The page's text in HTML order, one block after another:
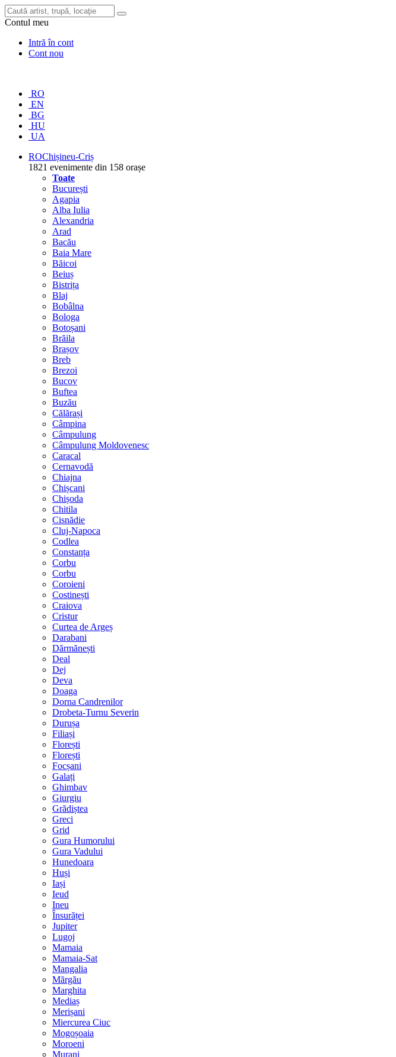
Contul meu
Intră în cont
Cont nou
RO
EN
BG
HU
UA
ROChișineu-Criș
1821 evenimente din 158 orașe
Toate
București
Agapia
Alba Iulia
Alexandria
Arad
Bacău
Baia Mare
Băicoi
Beiuș
Bistrița
Blaj
Bobâlna
Bologa
Botoșani
Brăila
Brașov
Breb
Brezoi
Bucov
Buftea
Buzău
Călărași
Câmpina
Câmpulung
Câmpulung Moldovenesc
Caracal
Cernavodă
Chiajna
Chișcani
Chișoda
Chitila
Cisnădie
Cluj-Napoca
Codlea
Constanța
Corbu
Corbu
Coroieni
Costinești
Craiova
Cristur
Curtea de Argeș
Darabani
Dărmănești
Deal
Dej
Deva
Doaga
Dorna Candrenilor
Drobeta-Turnu Severin
Durușa
Filiași
Florești
Florești
Focșani
Galați
Ghimbav
Giurgiu
Grădiștea
Greci
Grid
Gura Humorului
Gura Vadului
Hunedoara
Huși
Iași
Ieud
Ineu
Însurăței
Jupiter
Lugoj
Mamaia
Mamaia-Sat
Mangalia
Mărgău
Marghita
Mediaș
Merișani
Miercurea Ciuc
Mogoșoaia
Moroeni
Murani